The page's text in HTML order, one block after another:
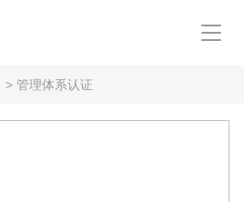
> 管理体系认证